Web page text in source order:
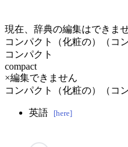
現在、辞典の編集はできませ
コンパクト（化粧の）（コ
コンパクト
compact
×編集できません
コンパクト（化粧の）（コ
英語 [here]